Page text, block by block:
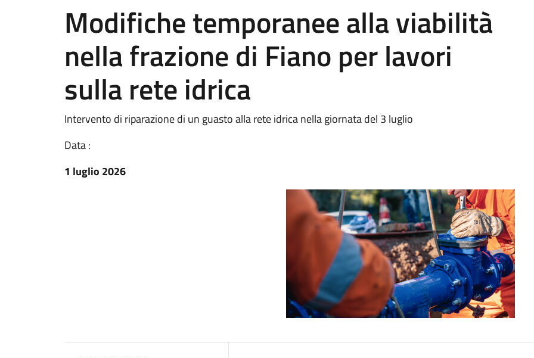
Modifiche temporanee alla viabilità
nella frazione di Fiano per lavori
sulla rete idrica
Intervento di riparazione di un guasto alla rete idrica nella giornata del 3 luglio
Data :
1 luglio 2026